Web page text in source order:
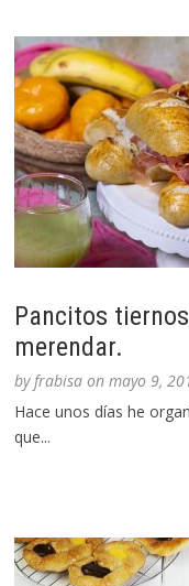
Pancitos
merendar.
byfrabisa onmayo 9,
Hace unos días he
que...